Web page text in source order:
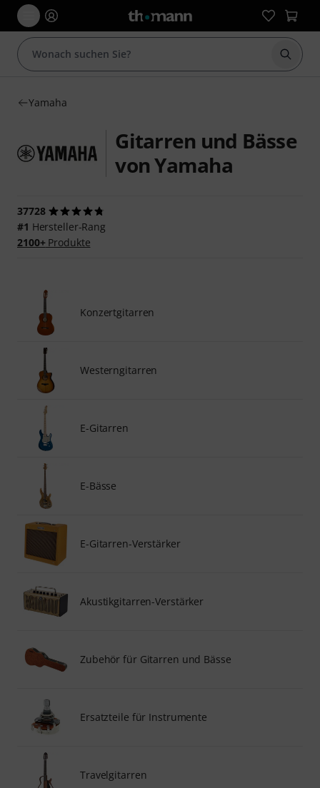
Suche
Yamaha
Gitarren und Bässe
von Yamaha
37728
#1 Hersteller-Rang
2100+Produkte
Konzertgitarren
Westerngitarren
E-Gitarren
E-Bässe
E-Gitarren-Verstärker
Akustikgitarren-Verstärker
Zubehör für Gitarren und Bässe
Ersatzteile für Instrumente
Travelgitarren